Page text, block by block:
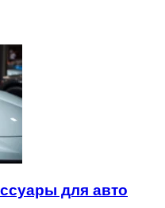
для авто